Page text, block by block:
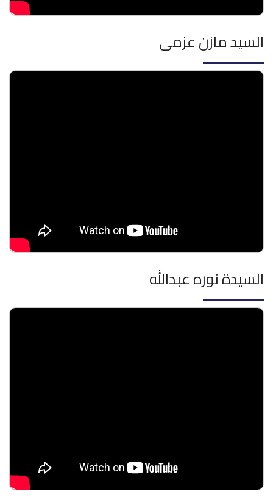
السيد مازن عزمى
السيدة نوره عبدالله